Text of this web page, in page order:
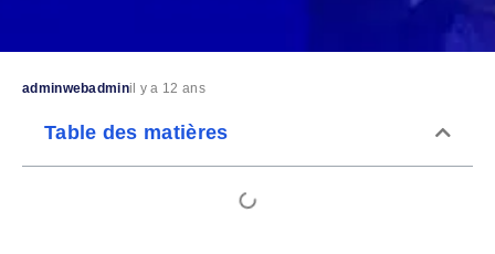
adminwebadminil y a 12 ans
Table des matières